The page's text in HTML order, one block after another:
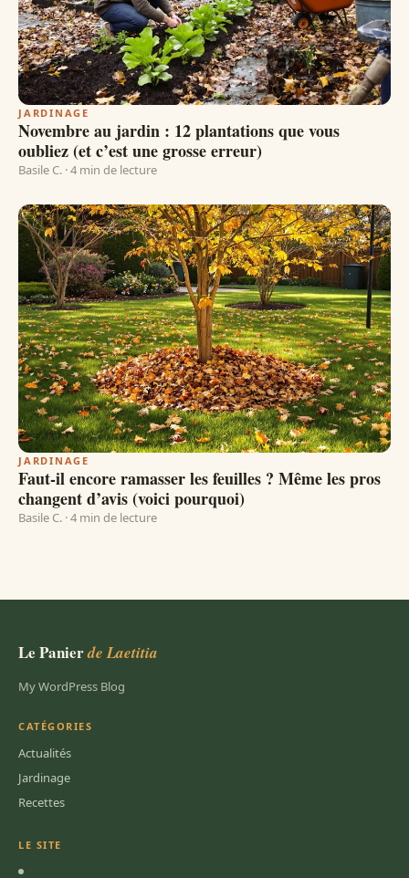
JARDINAGE
Novembre au jardin : 12 plantations que vous
oubliez (et c’est une grosse erreur)
Basile C. · 4 min de lecture
JARDINAGE
Faut-il encore ramasser les feuilles ? Même les pros
changent d’avis (voici pourquoi)
Basile C. · 4 min de lecture
Le Panierde Laetitia
My WordPress Blog
CATÉGORIES
Actualités
Jardinage
Recettes
LE SITE